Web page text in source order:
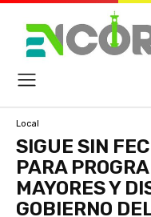
Local
SIGUE SIN
PARA
MAYORES Y
GOBIERNO